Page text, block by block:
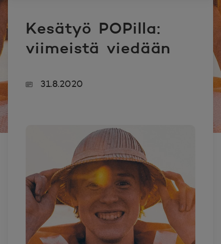
Kesätyö POPilla:
viimeistä viedään
31.8.2020